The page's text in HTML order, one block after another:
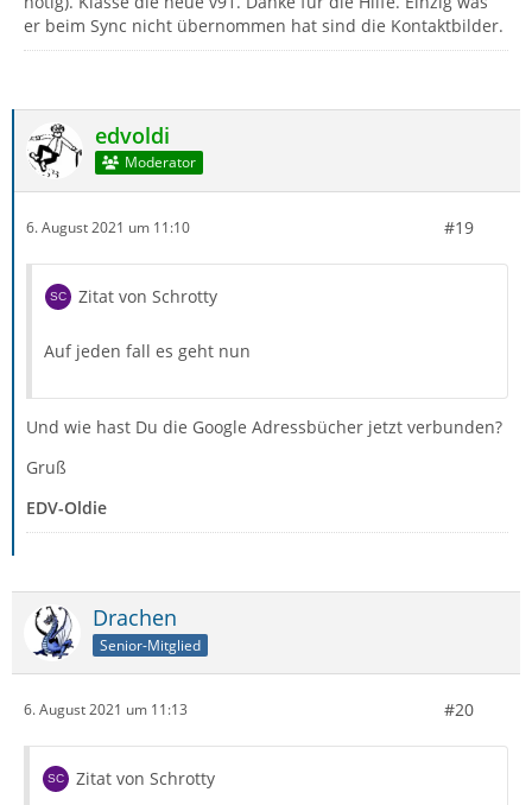
er beim Sync nicht übernommen hat sind die Kontaktbilder.
edvoldi
Moderator
6. August 2021 um 11:10 #19
Zitat von Schrotty
Auf jeden fall es geht nun
Und wie hast Du die Google Adressbücher jetzt verbunden?
Gruß
EDV-Oldie
Drachen
Senior-Mitglied
6. August 2021 um 11:13 #20
Zitat von Schrotty